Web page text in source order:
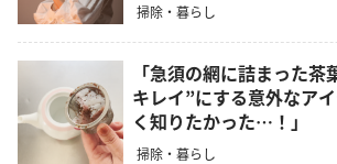
掃除・暮らし
「急須の網に詰まった茶
キレイ”にする意外なア
く知りたかった…！」
掃除・暮らし